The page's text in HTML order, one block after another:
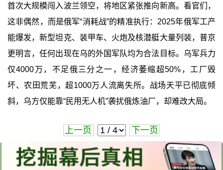
首次大规模闯入波兰领空，将地区紧张推向新高。看官们，
这非偶然，而是俄军“消耗战”的精准执行：2025年俄军工产
能爆发，新型坦克、装甲车、火炮及核潜艇大量列装，普京
更明言，任何出现在乌的外国军队均为合法目标。乌军兵力
仅4000万，不足俄三分之一，经济萎缩超50%，工厂毁
坏、农田荒芜，超1000万人流离失所。战场天平已彻底倾
斜，乌方仅能靠“民用无人机”袭扰俄炼油厂，却难改大局。
上一页 下一页